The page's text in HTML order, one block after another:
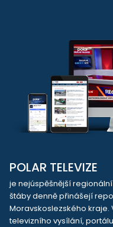
POLAR TELEVIZE
je nejúspěšnější
štáby denně přinášejí
Moravskoslezského
televizního vysílání,